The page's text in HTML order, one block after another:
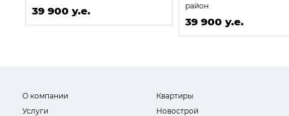
39 900 у.е.
район
39 900 у.е.
О компании
Услуги
Квартиры
Новострой